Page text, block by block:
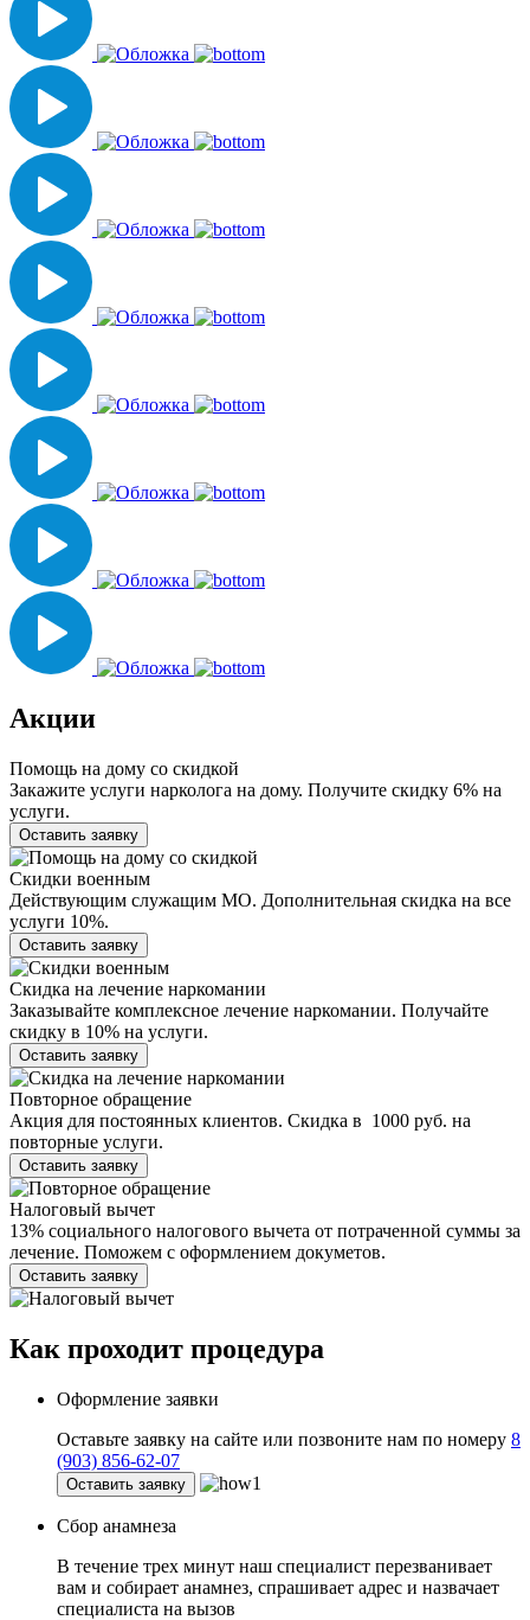
Акции
Помощь на дому со скидкой
Закажите услуги нарколога на дому. Получите скидку 6% на
услуги.
Оставить заявку
Скидки военным
Действующим служащим МО. Дополнительная скидка на все
услуги 10%.
Оставить заявку
Скидка на лечение наркомании
Заказывайте комплексное лечение наркомании. Получайте
скидку в 10% на услуги.
Оставить заявку
Повторное обращение
Акция для постоянных клиентов. Скидка в 1000 руб. на
повторные услуги.
Оставить заявку
Налоговый вычет
13% социального налогового вычета от потраченной суммы за
лечение. Поможем с оформлением докуметов.
Оставить заявку
Как проходит процедура
Оформление заявки
Оставьте заявку на сайте или позвоните нам по номеру 8
(903) 856-62-07
Оставить заявку
Сбор анамнеза
В течение трех минут наш специалист перезванивает
вам и собирает анамнез, спрашивает адрес и назвачает
специалиста на вызов